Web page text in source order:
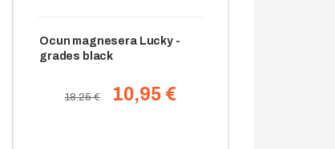
Ocun magnesera Lucky -
grades black
18.25 € 10,95 €